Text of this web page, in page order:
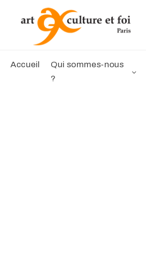
Accueil
Qui sommes-nous
?